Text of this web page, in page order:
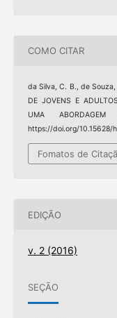
COMO CITAR
da Silva, C. B., de
DE JOVENS E
UMA ABORDAGEM
https://doi.org/10.15628/
Fomatos de
EDIÇÃO
v. 2 (2016)
SEÇÃO